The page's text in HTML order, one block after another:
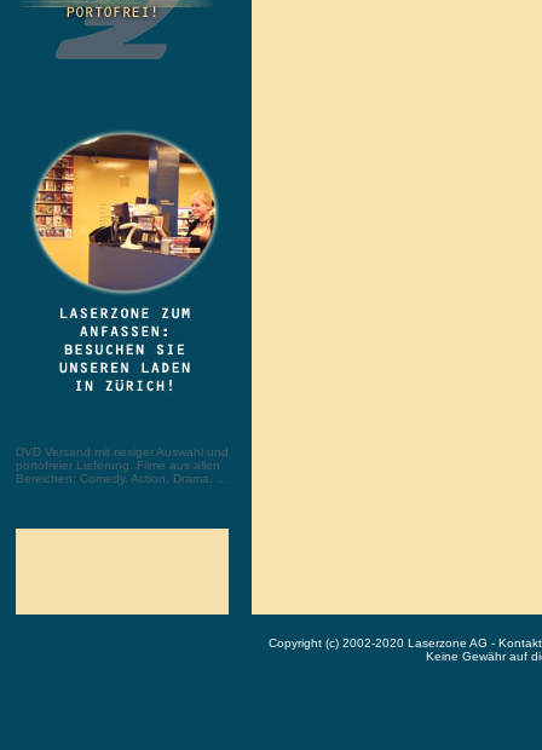
DVD Versand mit riesiger Auswahl und
portofreier Lieferung. Filme aus allen
Bereichen: Comedy, Action, Drama, ...
Copyright (c) 2002-2020 Laserzone AG -
Keine Gewähr auf